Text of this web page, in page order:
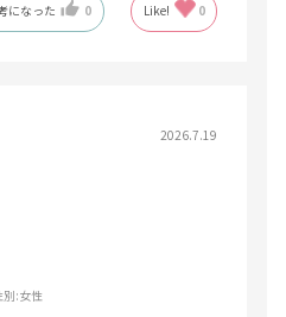
になった 0 Like! 0
2026.7.19
別:女性